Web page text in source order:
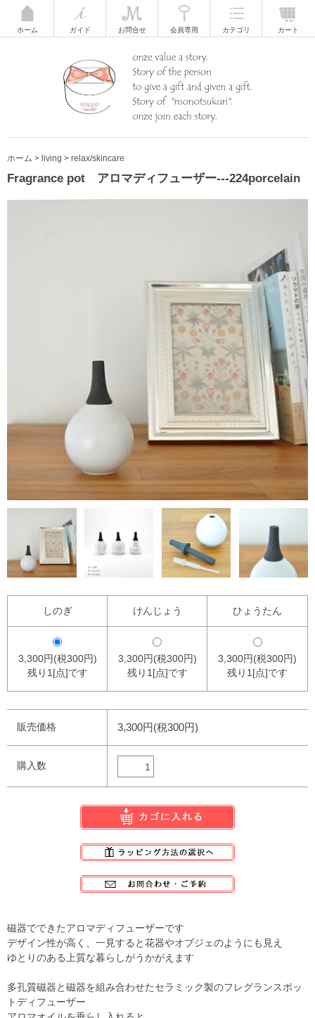
ホーム ガイド お問合せ 会員専用 カテゴリ カート
ホーム > living > relax/skincare
Fragrance pot アロマディフューザー---224porcelain
しのぎ けんじょう ひょうたん
3,300円(税300円)
残り1[点]です
3,300円(税300円)
残り1[点]です
3,300円(税300円)
残り1[点]です
販売価格 3,300円(税300円)
購入数
磁器でできたアロマディフューザーです
デザイン性が高く、一見すると花器やオブジェのようにも見え
ゆとりのある上質な暮らしがうかがえます
多孔質磁器と磁器を組み合わせたセラミック製のフレグランスポッ
トディフューザー